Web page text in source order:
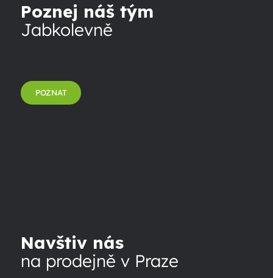
Poznej náš tým
Jabkolevně
POZNAT
Navštiv nás
na prodejně v Praze